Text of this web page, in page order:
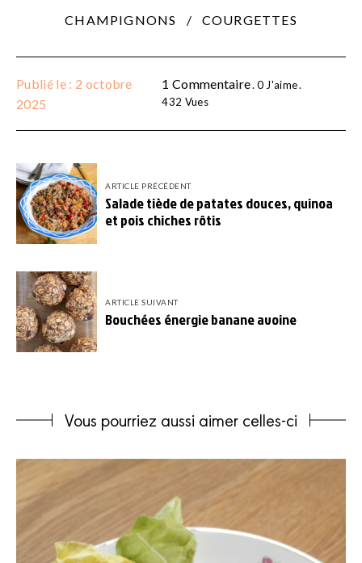
CHAMPIGNONS COURGETTES
Publié le : 2 octobre
2025
1 Commentaire 0 J'aime
432 Vues
ARTICLE PRÉCÉDENT
Salade tiède de patates douces, quinoa
et pois chiches rôtis
ARTICLE SUIVANT
Bouchées énergie banane avoine
Vous pourriez aussi aimer celles-ci